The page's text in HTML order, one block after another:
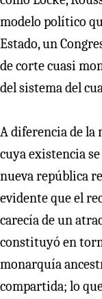
modelo político
Estado, un
de corte cuasi
del sistema del
A diferencia de la
cuya existencia
nueva república
evidente que el
carecía de un
constituyó en
monarquía
compartida; lo